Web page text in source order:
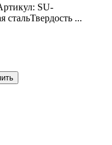
SU-
стальТвердость ...